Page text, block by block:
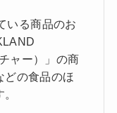
いる商品のお
ャー）」の商
どの食品のほ